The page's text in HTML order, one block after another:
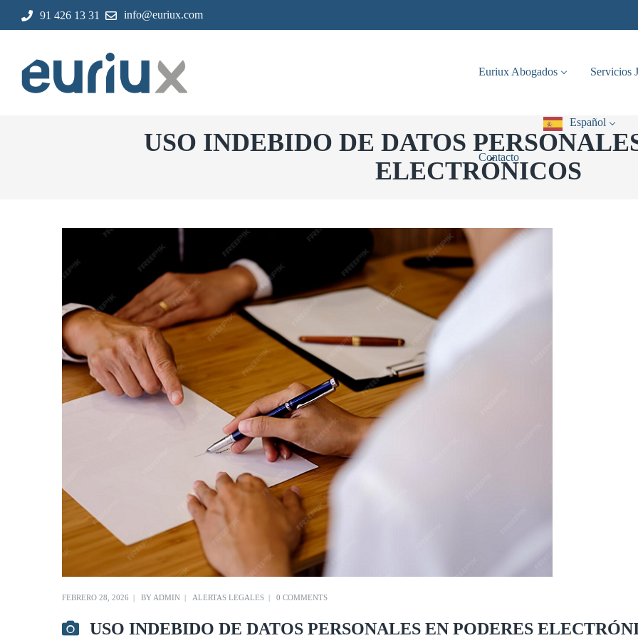
91 426 13 31 info@euriux.com
Euriux Abogados Servicios
Contacto
Español
USO INDEBIDO DE DATOS
ELECTRÓNICOS
FEBRERO 28, 2026 BY ADMIN ALERTAS LEGALES 0 COMMENTS
USO INDEBIDO DE DATOS PERSONALES EN PODERES